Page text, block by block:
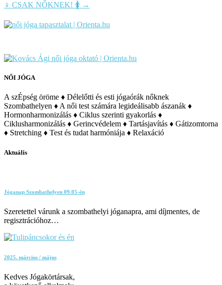
♀️ CSAK NŐKNEK! 🚺 →
NŐI JÓGA
A szÉpség öröme ♦ Délelőtti és esti jógaórák nőknek
Szombathelyen ♦ A női test számára legideálisabb ászanák ♦
Hormonharmonizálás ♦ Ciklus szerinti gyakorlás ♦
Ciklusharmonizálás ♦ Gerincvédelem ♦ Tartásjavítás ♦ Gátizomtorna
♦ Stretching ♦ Test és tudat harmóniája ♦ Relaxáció
Aktuális
Jóganap Szombathelyen 09.05-én
Szeretettel várunk a szombathelyi jóganapra, ami díjmentes, de
regisztrációhoz…
2025. március / május
Kedves Jógakörtársak,